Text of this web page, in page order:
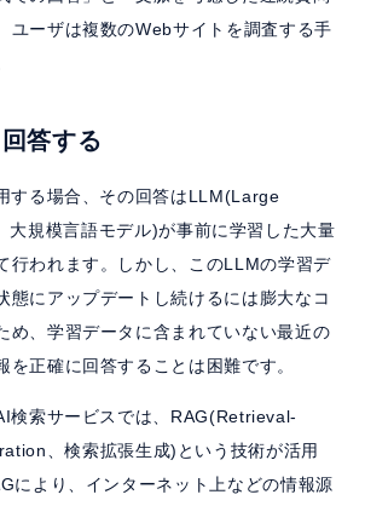
ユーザは複数のWebサイトを調査する手
答する
する場合、その回答はLLM(Large
規模言語モデル)が事前に学習した大量
行われます。しかし、このLLMの学習デ
態にアップデートし続けるには膨大なコ
め、学習データに含まれていない最近の
を正確に回答することは困難です。
検索サービスでは、RAG(Retrieval-
、検索拡張生成)という技術が活用
により、インターネット上などの情報源